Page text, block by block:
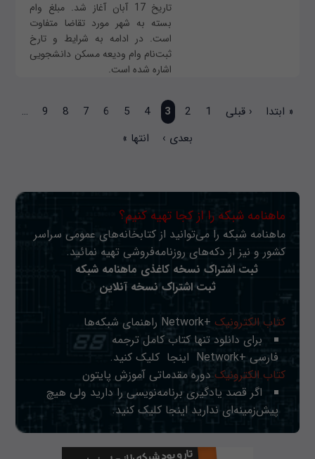
تاریخ 17 آبان آغاز شد. مبلغ وام
بسته به شهر مورد تقاضا متفاوت
است. در ادامه به شرایط و تارخ
ثبت‌نام وام ودیعه مسکن دانشجویی
اشاره شده است.
« ابتدا ‹ قبلی 1
2
3
4
5
6
7
8
9
…
بعدی ›
انتها »
ماهنامه شبکه را از کجا تهیه کنیم؟
ماهنامه شبکه را می‌توانید از کتابخانه‌های عمومی سراسر
کشور و نیز از دکه‌های روزنامه‌فروشی تهیه نمائید.
ثبت اشتراک نسخه کاغذی ماهنامه شبکه
ثبت اشتراک نسخه آنلاین
کتاب الکترونیک +Network راهنمای شبکه‌ها
برای دانلود تنها کتاب کامل ترجمه
فارسی +Network
اینجا کلیک کنید.
کتاب الکترونیک دوره مقدماتی آموزش پایتون
اگر قصد یادگیری برنامه‌نویسی را دارید ولی هیچ
پیش‌زمینه‌ای ندارید اینجا کلیک کنید.